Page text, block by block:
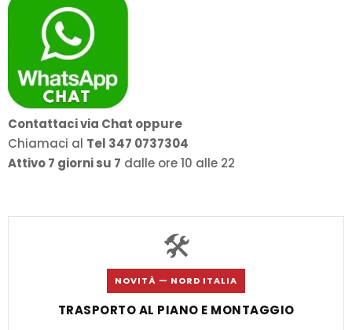
Contattaci via Chat oppure
Chiamaci al Tel 347 0737304
Attivo 7 giorni su 7 dalle ore 10 alle 22
🛠️
NOVITÀ — NORD ITALIA
TRASPORTO AL PIANO E MONTAGGIO